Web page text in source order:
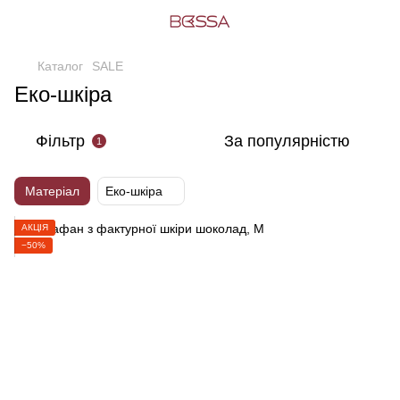
Каталог SALE
Еко-шкіра
Фільтр 1 За популярністю
Матеріал Еко-шкіра
АКЦІЯ
−50%